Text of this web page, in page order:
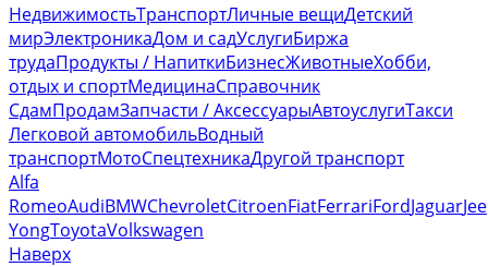
НедвижимостьТранспортЛичные вещиДетский
мирЭлектроникаДом и садУслугиБиржа
трудаПродукты / НапиткиБизнесЖивотныеХобби,
отдых и спортМедицинаСправочник
СдамПродамЗапчасти / АксессуарыАвтоуслугиТакси
Легковой автомобильВодный
транспортМотоСпецтехникаДругой транспорт
Alfa
RomeoAudiBMWChevroletCitroenFiatFerrariFordJaguar
YongToyotaVolkswagen
Наверх